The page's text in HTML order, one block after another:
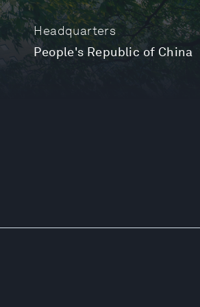
Headquarters
People's Republic of China